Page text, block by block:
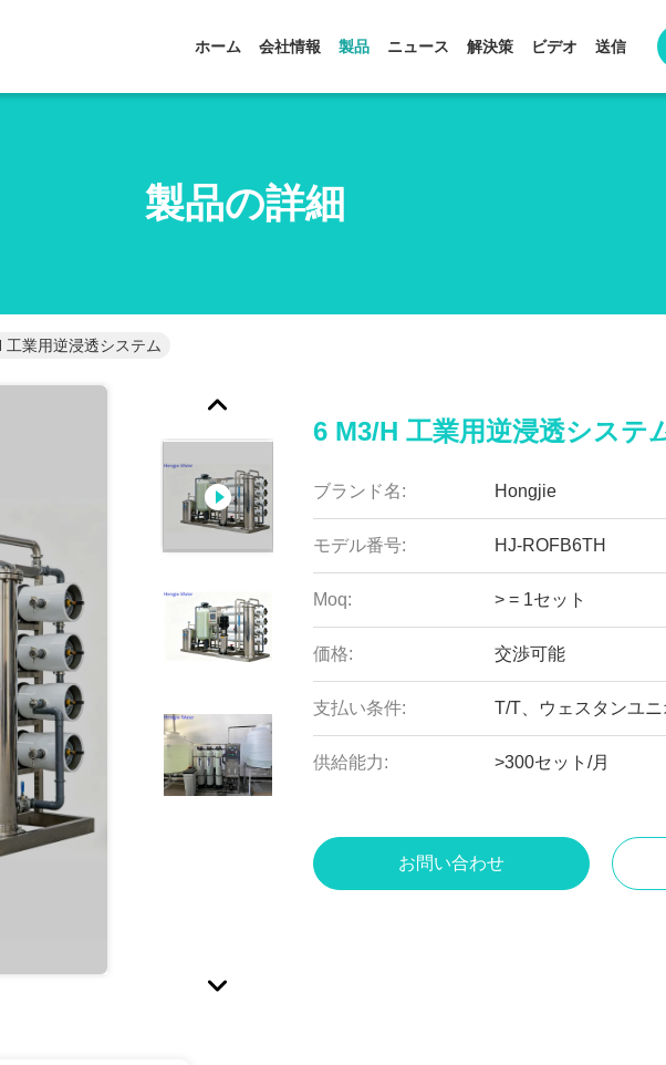
ホーム 会社情報 製品 ニュース 解決策 ビデオ 送信
製品の詳細
業用逆浸透システム
6 M3/h 工業用逆浸透システ
ブランド名: Hongjie
モデル番号: HJ-ROFB6TH
Moq: > = 1セット
価格: 交渉可能
支払い条件: T/T、ウェスタンユニ
供給能力: >300セット/月
お問い合わせ